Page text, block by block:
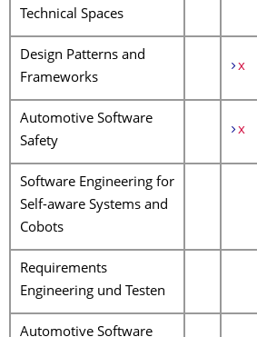
Technical Spaces
Design Patterns and
Frameworks
x
Automotive Software
Safety
x
Software Engineering for
Self-aware Systems and
Cobots
Requirements
Engineering und Testen
Automotive Software